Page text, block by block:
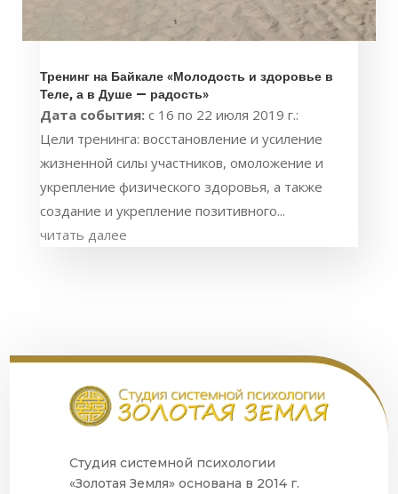
Тренинг на Байкале «Молодость и здоровье в
Теле, а в Душе — радость»
Дата события: c 16 по 22 июля 2019 г.:
Цели тренинга: восстановление и усиление
жизненной силы участников, омоложение и
укрепление физического здоровья, а также
создание и укрепление позитивного...
читать далее
Студия системной психологии
«Золотая Земля» основана в 2014 г.